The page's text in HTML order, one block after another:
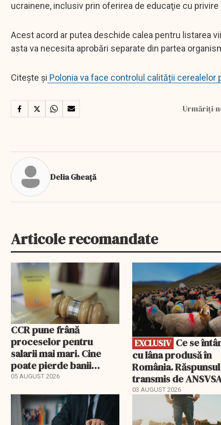
ucrainene, inclusiv prin oferirea de educaţie cu
Acest acord ar putea deschide calea pentru listarea
asta va necesita aprobări separate din partea
Citește și Polonia va face controlul calității cerealelor
Urmăriți-
Delia Gheață
Articole recomandate
CCR pune frână
proceselor pentru
salarii mai mari. Cine
poate pierde banii
ceruți statului
05 AUGUST 2026
EXCLUSIV
EXCLUSIV
cu lâna produsă în
România. Răspunsul
transmis de
03 AUGUST 2026